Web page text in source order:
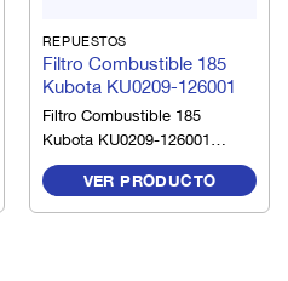
REPUESTOS
Filtro Combustible 185
Kubota KU0209-126001
Filtro Combustible 185
Kubota KU0209-126001
Marca:kubota
VER PRODUCTO